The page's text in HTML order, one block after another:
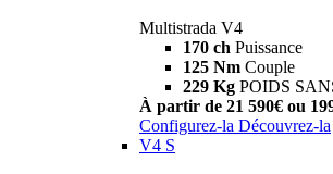
Multistrada V4
170 ch Puissance
125 Nm Couple
229 Kg POIDS
À partir de 21 590€ ou
Configurez-la Découvrez-la
V4 S